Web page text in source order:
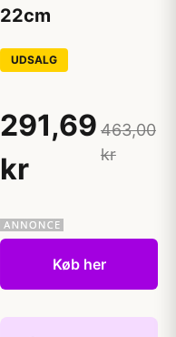
22cm
UDSALG
291,69
kr
463,00
kr
Køb her